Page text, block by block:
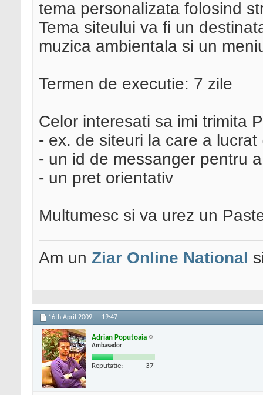
tema personalizata folosind
Tema siteului va fi un
muzica ambientala si un
Termen de executie: 7 zile
Celor interesati sa imi trimita
- ex. de siteuri la care a
- un id de messanger pentru
- un pret orientativ
Multumesc si va urez un
Am un Ziar Online National
16th April 2009, 19:47
Adrian Poputoaia
Ambasador
Reputatie: 37